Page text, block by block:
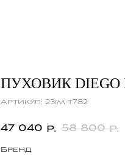
ПУХОВИК DIEGO
Артикул: 23im-t782
47 040 р. 58 800 р.
Бренд